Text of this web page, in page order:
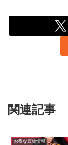
関連記事
お得な買物情報